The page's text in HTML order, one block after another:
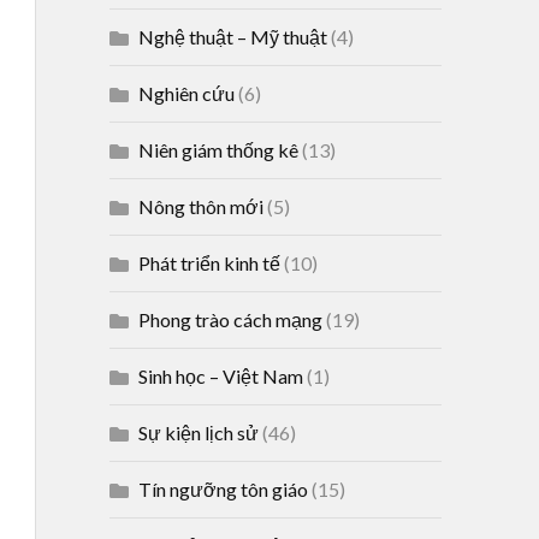
Nghệ thuật – Mỹ thuật(4)
Nghiên cứu(6)
Niên giám thống kê(13)
Nông thôn mới(5)
Phát triển kinh tế(10)
Phong trào cách mạng(19)
Sinh học – Việt Nam(1)
Sự kiện lịch sử(46)
Tín ngưỡng tôn giáo (15)